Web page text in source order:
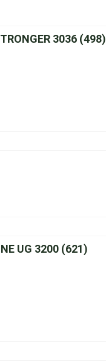
3036 (498)
UG 3200 (621)